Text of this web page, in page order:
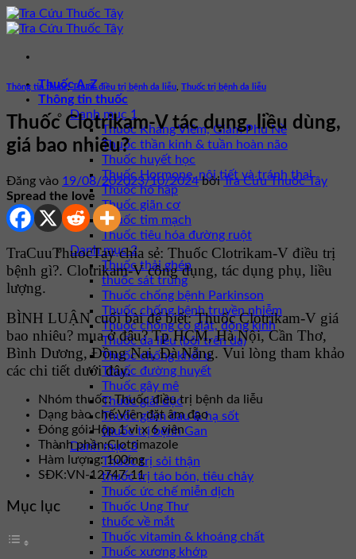
Bỏ
qua
dung
Thuốc A-Z
Thông tin thuốc
Danh mục 1
Thuốc Kháng Viêm, Giảm Phù Nề
Thuốc thần kinh & tuần hoàn não
Thuốc huyết học
Thuốc Hormone, nội tiết và tránh thai
Thuốc hô hấp
Thuốc giãn cơ
Thuốc tim mạch
Thuốc tiêu hóa đường ruột
Danh mục 2
Thuốc thải ghép
thuốc sát trùng
Thuốc chống bệnh Parkinson
Thuốc chống bệnh truyền nhiễm
Thuốc chống co giật, động kinh
Thuốc da liễu (bôi trên da)
Thuốc chống khối u
Thuốc đường huyết
Thuốc gây mê
Thuốc giải độc
Thuốc giảm đau & hạ sốt
thuốc trị bệnh Gan
Danh mục 3
Thuốc trị sỏi thận
thuốc trị táo bón, tiêu chảy
Thuốc ức chế miễn dịch
Thuốc Ung Thư
thuốc về mắt
Thuốc vitamin & khoáng chất
Thuốc xương khớp
Thông tin thuốc,Thuốc điều trị bệnh da liễu Thuốc trị bệnh da liễu
Thuốc Clotrikam-V tác dụng, liều dùng,
giá bao nhiêu?
Đăng vào 19/08/202023/10/2024 bởiTra Cứu Thuốc Tây
Spread the love
TraCuuThuocTay chia sẻ: Thuốc Clotrikam-V điều trị
bệnh gì?. Clotrikam-V công dụng, tác dụng phụ, liều
lượng.
BÌNH LUẬN cuối bài để biết: Thuốc Clotrikam-V giá
bao nhiêu? mua ở đâu? Tp HCM, Hà Nội, Cần Thơ,
Bình Dương, Đồng Nai, Đà Nẵng. Vui lòng tham khảo
các chi tiết dưới đây.
Nhóm thuốc:Thuốc điều trị bệnh da liễu
Dạng bào chế:Viên đặt âm đạo
Đóng gói:Hộp 1 vỉ x 6 viên
Thành phần:Clotrimazole
Hàm lượng: 100mg
SĐK:VN-12747-11
Mục lục